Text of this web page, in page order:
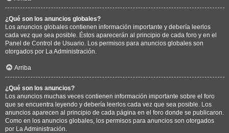
¿Qué son los anuncios globales?
Los anuncios globales contienen información importante y debería leerlos
cada vez que sea posible. Éstos aparecerán al principio de cada foro y en el
Panel de Control de Usuario. Los permisos para anuncios globales son
otorgados por La Administración.
Arriba
¿Qué son los anuncios?
Los anuncios muchas veces contienen información importante sobre el foro
que se encuentra leyendo y debería leerlos cada vez que sea posible. Los
anuncios aparecen al principio de cada página en el foro donde se publicaron.
Como en los anuncios globales, los permisos para anuncios son otorgados
por La Administración.